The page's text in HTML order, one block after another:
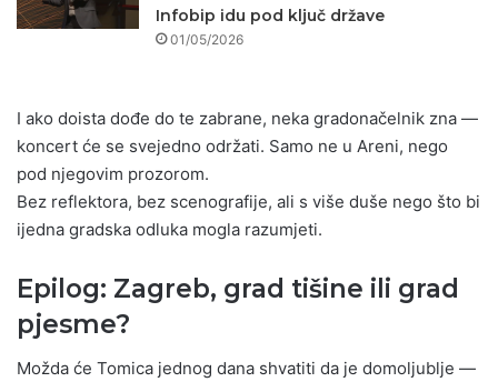
Infobip idu pod ključ države
01/05/2026
I ako doista dođe do te zabrane, neka gradonačelnik zna —
koncert će se svejedno održati. Samo ne u Areni, nego
pod njegovim prozorom.
Bez reflektora, bez scenografije, ali s više duše nego što bi
ijedna gradska odluka mogla razumjeti.
Epilog: Zagreb, grad tišine ili grad
pjesme?
Možda će Tomica jednog dana shvatiti da je domoljublje —